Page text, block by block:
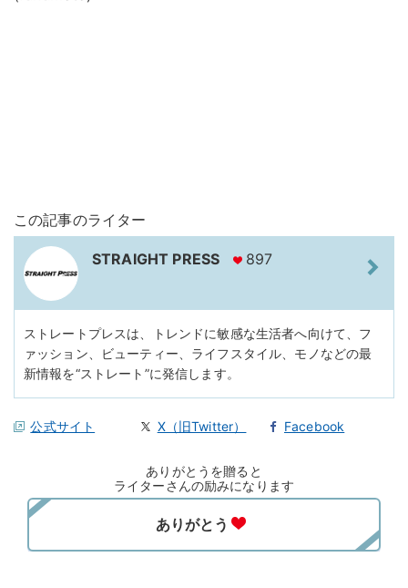
この記事のライター
STRAIGHT PRESS 897
ストレートプレスは、トレンドに敏感な生活者へ向けて、フ
ァッション、ビューティー、ライフスタイル、モノなどの最
新情報を“ストレート”に発信します。
公式サイト X（旧Twitter） Facebook
ありがとうを贈ると
ライターさんの励みになります